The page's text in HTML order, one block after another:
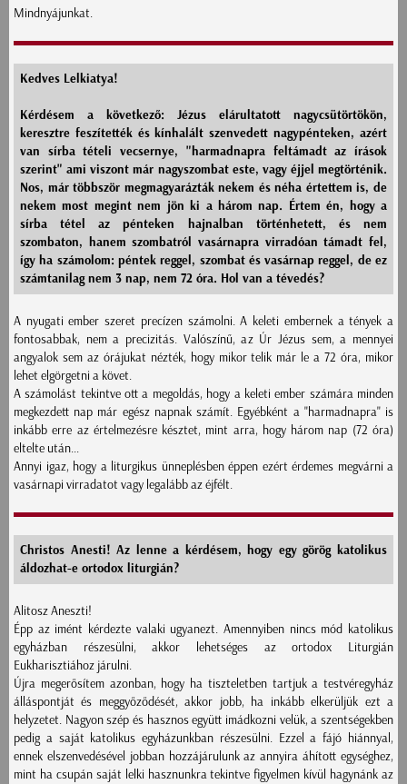
Mindnyájunkat.
Kedves Lelkiatya!
Kérdésem a következő: Jézus elárultatott nagycsütörtökön,
keresztre feszítették és kínhalált szenvedett nagypénteken, azért
van sírba tételi vecsernye, "harmadnapra feltámadt az írások
szerint" ami viszont már nagyszombat este, vagy éjjel megtörténik.
Nos, már többször megmagyarázták nekem és néha értettem is, de
nekem most megint nem jön ki a három nap. Értem én, hogy a
sírba tétel az pénteken hajnalban történhetett, és nem
szombaton, hanem szombatról vasárnapra virradóan támadt fel,
így ha számolom: péntek reggel, szombat és vasárnap reggel, de ez
számtanilag nem 3 nap, nem 72 óra. Hol van a tévedés?
A nyugati ember szeret precízen számolni. A keleti embernek a tények a
fontosabbak, nem a precizitás. Valószínű, az Úr Jézus sem, a mennyei
angyalok sem az órájukat nézték, hogy mikor telik már le a 72 óra, mikor
lehet elgörgetni a követ.
A számolást tekintve ott a megoldás, hogy a keleti ember számára minden
megkezdett nap már egész napnak számít. Egyébként a "harmadnapra" is
inkább erre az értelmezésre késztet, mint arra, hogy három nap (72 óra)
eltelte után...
Annyi igaz, hogy a liturgikus ünneplésben éppen ezért érdemes megvárni a
vasárnapi virradatot vagy legalább az éjfélt.
Christos Anesti! Az lenne a kérdésem, hogy egy görög katolikus
áldozhat-e ortodox liturgián?
Alitosz Aneszti!
Épp az imént kérdezte valaki ugyanezt. Amennyiben nincs mód katolikus
egyházban részesülni, akkor lehetséges az ortodox Liturgián
Eukharisztiához járulni.
Újra megerősítem azonban, hogy ha tiszteletben tartjuk a testvéregyház
álláspontját és meggyőződését, akkor jobb, ha inkább elkerüljük ezt a
helyzetet. Nagyon szép és hasznos együtt imádkozni velük, a szentségekben
pedig a saját katolikus egyházunkban részesülni. Ezzel a fájó hiánnyal,
ennek elszenvedésével jobban hozzájárulunk az annyira áhított egységhez,
mint ha csupán saját lelki hasznunkra tekintve figyelmen kívül hagynánk az